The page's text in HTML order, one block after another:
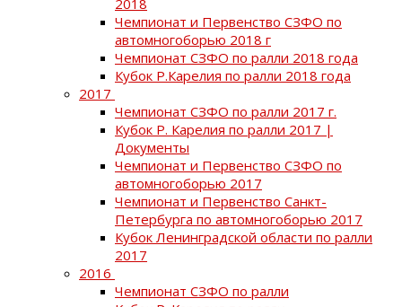
Чемпионат и Первенство СЗФО по
автомногоборью 2018 г
Чемпионат СЗФО по ралли 2018 года
Кубок Р.Карелия по ралли 2018 года
2017
Чемпионат СЗФО по ралли 2017 г.
Кубок Р. Карелия по ралли 2017 |
Документы
Чемпионат и Первенство СЗФО по
автомногоборью 2017
Чемпионат и Первенство Санкт-
Петербурга по автомногоборью 2017
Кубок Ленинградской области по ралли
2017
2016
Чемпионат СЗФО по ралли